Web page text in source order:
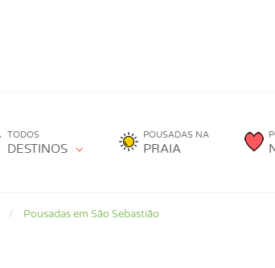
TODOS
DESTINOS
POUSADAS NA
PRAIA
Pousadas em São Sebastião